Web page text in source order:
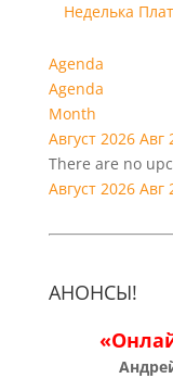
Неделька
Agenda
Agenda
Month
Август 2026 Авг
There are no
Август 2026 Авг
АНОНСЫ!